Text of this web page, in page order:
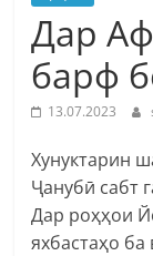
Дар
барф
13.07.2023
Хунуктарин
Ҷанубӣ сабт
Дар роҳҳои
яхбастаҳо